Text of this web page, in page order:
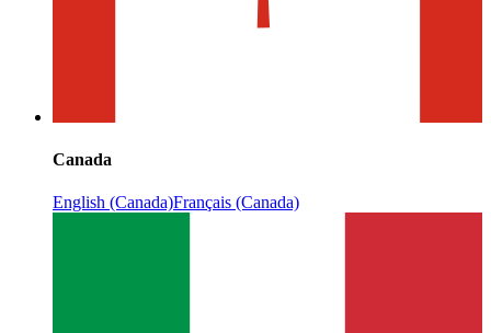
Canada
English (Canada)Français (Canada)